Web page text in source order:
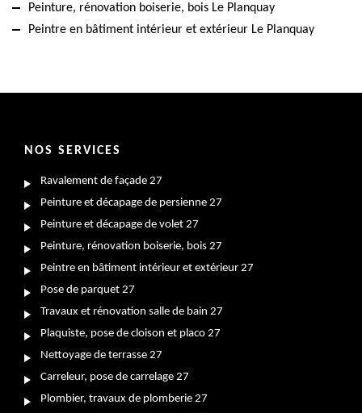
Peinture, rénovation boiserie, bois Le Planquay
Peintre en bâtiment intérieur et extérieur Le Planquay
NOS SERVICES
Ravalement de façade 27
Peinture et décapage de persienne 27
Peinture et décapage de volet 27
Peinture, rénovation boiserie, bois 27
Peintre en bâtiment intérieur et extérieur 27
Pose de parquet 27
Travaux et rénovation salle de bain 27
Plaquiste, pose de cloison et placo 27
Nettoyage de terrasse 27
Carreleur, pose de carrelage 27
Plombier, travaux de plomberie 27